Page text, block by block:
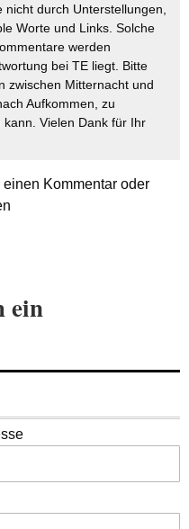
durch Unterstellungen,
Worte und Links. Solche
werden
bei TE liegt. Bitte
zwischen Mitternacht und
Aufkommen, zu
Vielen Dank für Ihr
Kommentar oder
ein